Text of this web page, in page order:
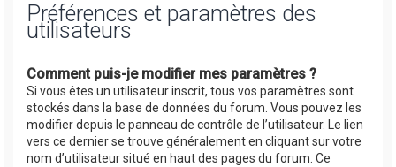
Préférences et paramètres des
utilisateurs
Comment puis-je modifier mes paramètres ?
Si vous êtes un utilisateur inscrit, tous vos paramètres sont
stockés dans la base de données du forum. Vous pouvez les
modifier depuis le panneau de contrôle de l’utilisateur. Le lien
vers ce dernier se trouve généralement en cliquant sur votre
nom d’utilisateur situé en haut des pages du forum. Ce